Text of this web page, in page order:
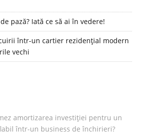
pază? Iată ce să ai în vedere!
într-un cartier rezidențial modern
vechi
amortizarea investiției pentru un
într-un business de închirieri?